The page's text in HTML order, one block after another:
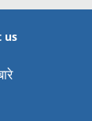
us